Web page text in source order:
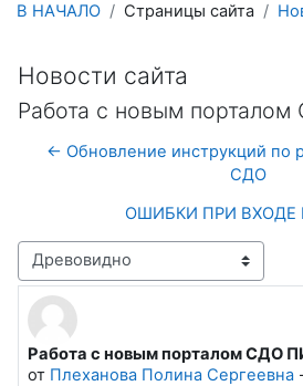
В НАЧАЛО Страницы сайта
Новости сайта
Работа с новым
← Обновление инструкций по
СДО
ОШИБКИ ПРИ
Режим отображения
Работа с новым порталом СДО
от Плеханова Полина Сергеевна
Количество ответов: 0